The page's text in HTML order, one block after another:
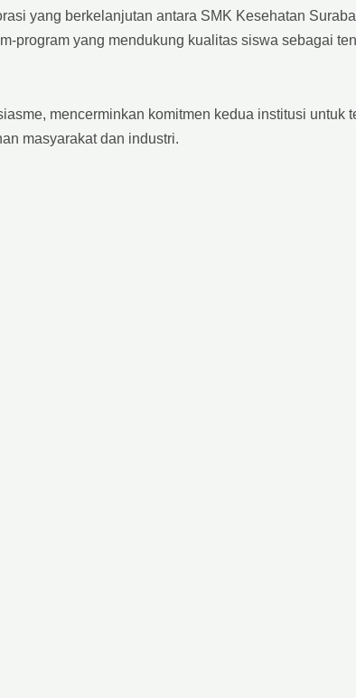
yang berkelanjutan antara SMK Kesehatan
program yang mendukung kualitas siswa sebagai
mencerminkan komitmen kedua institusi untuk
masyarakat dan industri.